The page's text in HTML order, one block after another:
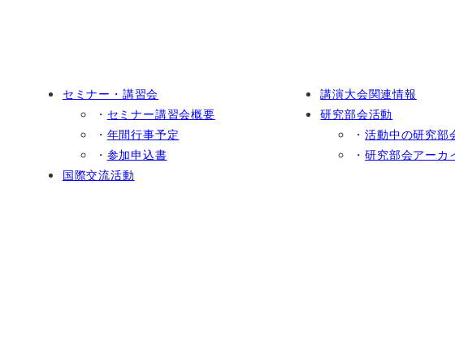
セミナー・講習会
・ セミナー講習会概要
・ 年間行事予定
・ 参加申込書
国際交流活動
講演大会関連情報
研究部会活動
・活動中の研究部
・研究部会アーカ